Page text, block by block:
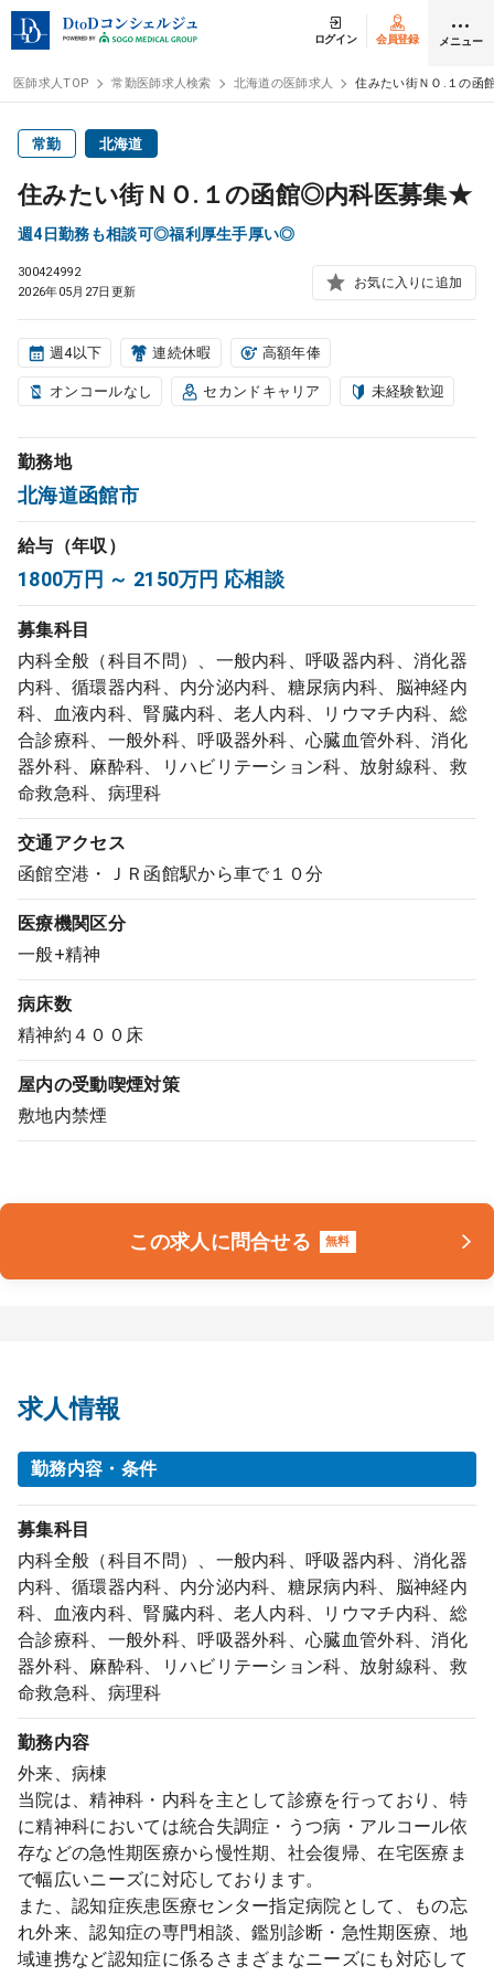
ログイン 会員登録 メニュー
医師求人
常勤検索
非常勤検索 アルバイト
スポット検索 アルバイト
DtoDの転職・
コンサルタント
成功事例
転職ノウハウ
受付時間 9:00 ～ 18:00 （平日）
0120-337-613
クリニック開業
DtoDとは
お問合せ
採用をお考えの医療機関の方
医師求人TOP 常勤医師求人検索 北海道の医師求人 住みたい街ＮＯ.１の函
常勤 北海道
住みたい街ＮＯ.１の函館◎内科医募集★
週4日勤務も相談可◎福利厚生手厚い◎
300424992
2026年05月27日更新
お気に入りに追加
週4以下 連続休暇 高額年俸
オンコールなし セカンドキャリア 未経験歓迎
勤務地
北海道函館市
給与（年収）
1800万円 ～ 2150万円 応相談
募集科目
内科全般（科目不問）、一般内科、呼吸器内科、消化器
内科、循環器内科、内分泌内科、糖尿病内科、脳神経内
科、血液内科、腎臓内科、老人内科、リウマチ内科、総
合診療科、一般外科、呼吸器外科、心臓血管外科、消化
器外科、麻酔科、リハビリテーション科、放射線科、救
命救急科、病理科
交通アクセス
函館空港・ＪＲ函館駅から車で１０分
医療機関区分
一般+精神
病床数
精神約４００床
屋内の受動喫煙対策
敷地内禁煙
この求人に問合せる 無料
求人情報
勤務内容・条件
募集科目
内科全般（科目不問）、一般内科、呼吸器内科、消化器
内科、循環器内科、内分泌内科、糖尿病内科、脳神経内
科、血液内科、腎臓内科、老人内科、リウマチ内科、総
合診療科、一般外科、呼吸器外科、心臓血管外科、消化
器外科、麻酔科、リハビリテーション科、放射線科、救
命救急科、病理科
勤務内容
外来、病棟
当院は、精神科・内科を主として診療を行っており、特
に精神科においては統合失調症・うつ病・アルコール依
存などの急性期医療から慢性期、社会復帰、在宅医療ま
で幅広いニーズに対応しております。
また、認知症疾患医療センター指定病院として、もの忘
れ外来、認知症の専門相談、鑑別診断・急性期医療、地
域連携など認知症に係るさまざまなニーズにも対応して